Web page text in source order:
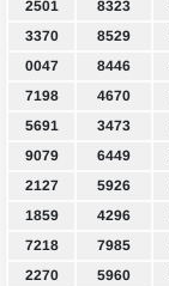
2501
8323
3370
8529
0047
8446
7198
4670
5691
3473
9079
6449
2127
5926
1859
4296
7218
7985
2270
5960